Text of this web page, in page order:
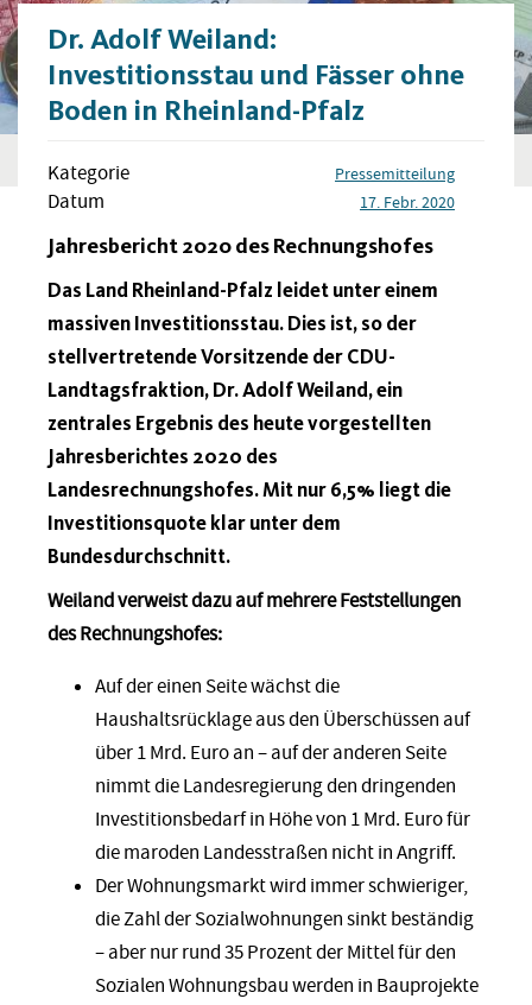
Dr. Adolf Weiland:
Investitionsstau und Fässer ohne
Boden in Rheinland-Pfalz
Kategorie Pressemitteilung
Datum 17. Febr. 2020
Jahresbericht 2020 des Rechnungshofes
Das Land Rheinland-Pfalz leidet unter einem
massiven Investitionsstau. Dies ist, so der
stellvertretende Vorsitzende der CDU-
Landtagsfraktion, Dr. Adolf Weiland, ein
zentrales Ergebnis des heute vorgestellten
Jahresberichtes 2020 des
Landesrechnungshofes. Mit nur 6,5% liegt die
Investitionsquote klar unter dem
Bundesdurchschnitt.
Weiland verweist dazu auf mehrere Feststellungen
des Rechnungshofes:
Auf der einen Seite wächst die
Haushaltsrücklage aus den Überschüssen auf
über 1 Mrd. Euro an – auf der anderen Seite
nimmt die Landesregierung den dringenden
Investitionsbedarf in Höhe von 1 Mrd. Euro für
die maroden Landesstraßen nicht in Angriff.
Der Wohnungsmarkt wird immer schwieriger,
die Zahl der Sozialwohnungen sinkt beständig
– aber nur rund 35 Prozent der Mittel für den
Sozialen Wohnungsbau werden in Bauprojekte